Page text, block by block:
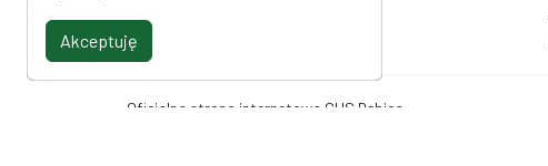
Oficjalna strona internetowa CUS Dębica
Akceptuję